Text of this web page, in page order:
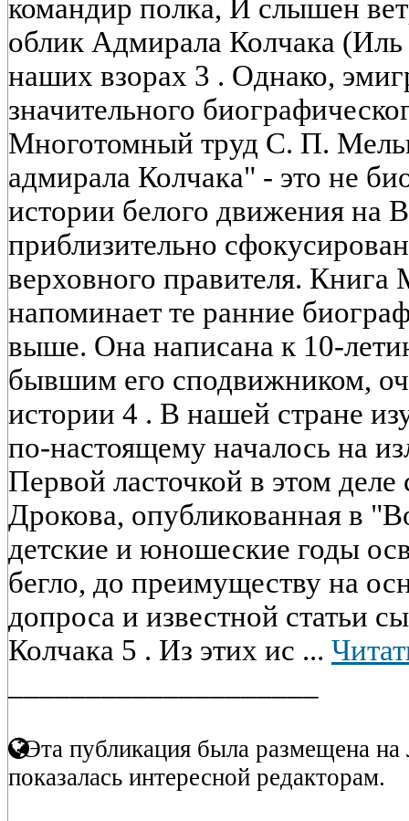
командир полка, И слышен
облик Адмирала Колчака (Иль
наших взорах 3 . Однако,
значительного
Многотомный труд С. П.
адмирала Колчака" - это не
истории белого движения на
приблизительно
верховного правителя.
напоминает те ранние
выше. Она написана к 10-
бывшим его сподвижником,
истории 4 . В нашей стране
по-настоящему началось на
Первой ласточкой в этом деле
Дрокова, опубликованная в
детские и юношеские годы
бегло, до преимуществу на
допроса и известной статьи
Колчака 5 . Из этих ис ...
Эта публикация была размещена на
показалась интересной редакторам.